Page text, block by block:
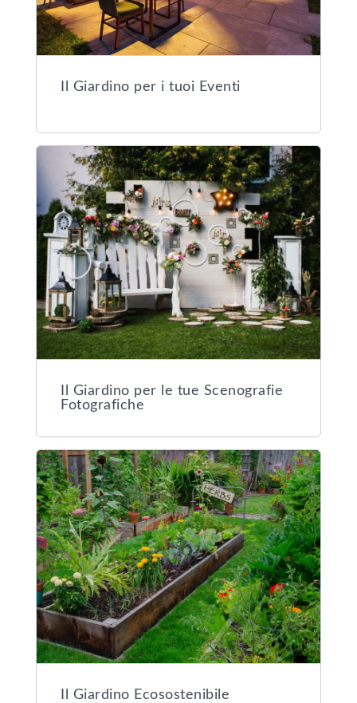
Il Giardino per i tuoi Eventi
Il Giardino per le tue Scenografie
Fotografiche
Il Giardino Ecosostenibile